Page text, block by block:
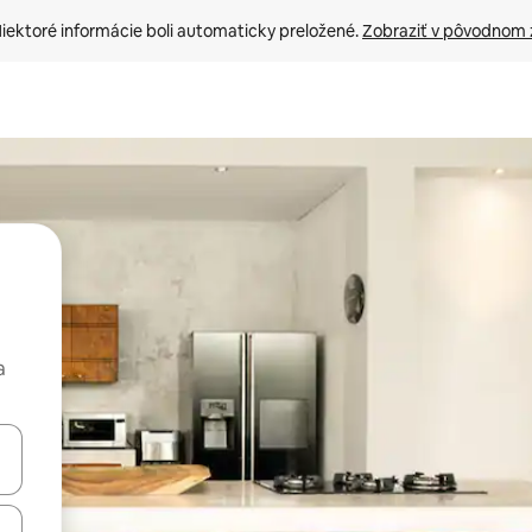
informácie boli automaticky preložené. Zobraziť v pôvodnom
pomocou klávesov so šípkami nahor a nadol alebo ich